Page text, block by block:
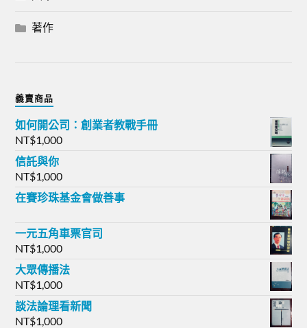
著作
義賣商品
如何開公司：創業者教戰手冊
NT$1,000
信託與你
NT$1,000
在賽珍珠基金會做善事
一元五角車票官司
NT$1,000
大眾傳播法
NT$1,000
談法論理看新聞
NT$1,000